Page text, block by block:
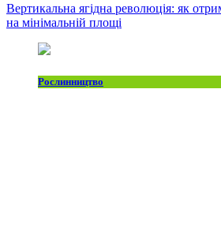
Вертикальна ягідна революція: як
на мінімальній площі
Рослинництво